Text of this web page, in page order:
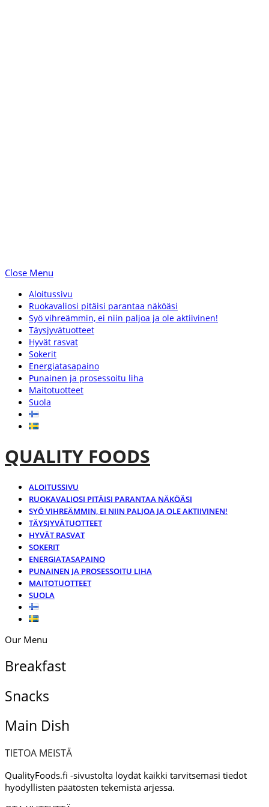
Close Menu
Aloitussivu
Ruokavaliosi pitäisi parantaa näköäsi
Syö vihreämmin, ei niin paljoa ja ole aktiivinen!
Täysjyvätuotteet
Hyvät rasvat
Sokerit
Energiatasapaino
Punainen ja prosessoitu liha
Maitotuotteet
Suola
QUALITY FOODS
ALOITUSSIVU
RUOKAVALIOSI PITÄISI PARANTAA NÄKÖÄSI
SYÖ VIHREÄMMIN, EI NIIN PALJOA JA OLE AKTIIVINEN!
TÄYSJYVÄTUOTTEET
HYVÄT RASVAT
SOKERIT
ENERGIATASAPAINO
PUNAINEN JA PROSESSOITU LIHA
MAITOTUOTTEET
SUOLA
Our Menu
Breakfast
Snacks
Main Dish
TIETOA MEISTÄ
QualityFoods.fi -sivustolta löydät kaikki tarvitsemasi tiedot
hyödyllisten päätösten tekemistä arjessa.